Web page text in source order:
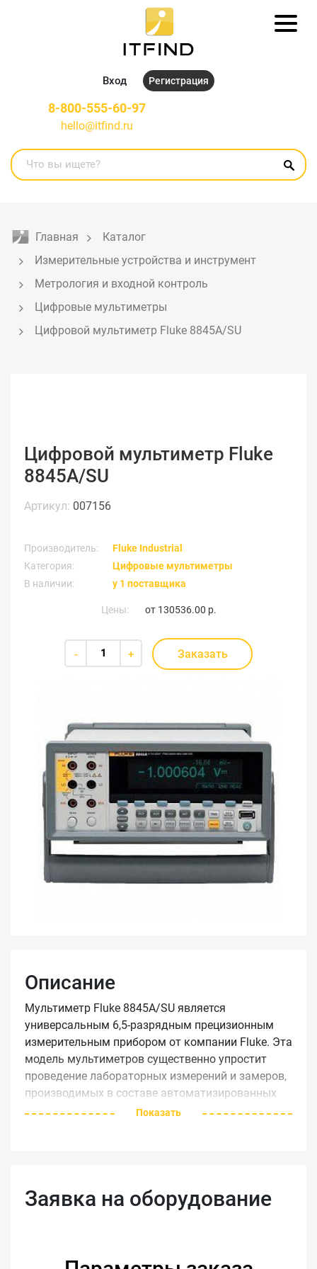
Вход Регистрация
8-800-555-60-97
hello@itfind.ru
Главная
Каталог
Измерительные устройства и инструмент
Метрология и входной контроль
Цифровые мультиметры
Цифровой мультиметр Fluke 8845A/SU
Цифровой мультиметр Fluke
8845A/SU
Артикул: 007156
Производитель:
Fluke Industrial
Категория:
Цифровые мультиметры
В наличии:
у 1 поставщика
Цены: от 130536.00 р.
- + Заказать
Описание
Мультиметр Fluke 8845A/SU является
универсальным 6,5-разрядным прецизионным
измерительным прибором от компании Fluke. Эта
модель мультиметров существенно упростит
проведение лабораторных измерений и замеров,
производимых в составе автоматизированных
измерительных систем. Прибор максимально
Точность измерений при постоянном токе в 10 А
составляет более 0,0024%.
Показать
Заявка на оборудование